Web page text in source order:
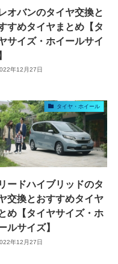
オバンのタイヤ交換と
すめタイヤまとめ【タ
サイズ・ホイールサイ
年12月27日
タイヤ・ホイール
ードハイブリッドのタ
交換とおすすめタイヤ
め【タイヤサイズ・ホ
ルサイズ】
年12月27日